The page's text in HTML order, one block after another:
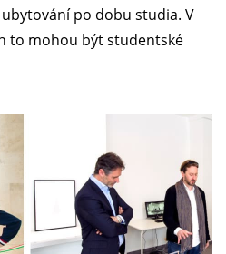
po dobu studia. V
to mohou být studentské